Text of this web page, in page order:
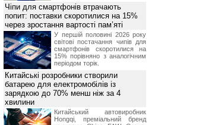
Чіпи для смартфонів втрачають
попит: поставки скоротилися на 15%
через зростання вартості пам’яті
У першій половині 2026 року
світові постачання чипів для
смартфонів скоротилися на
15% порівняно з аналогічним
періодом торік.
Китайські розробники створили
батарею для електромобілів із
зарядкою до 70% менш ніж за 4
хвилини
Китайський автовиробник
Hongqi, преміальний бренд